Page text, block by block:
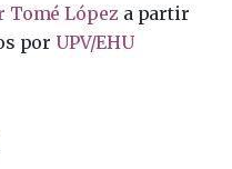
Tomé Lópeza partir
por UPV/EHU